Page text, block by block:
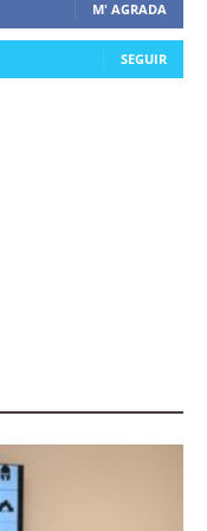
M' AGRADA
SEGUIR